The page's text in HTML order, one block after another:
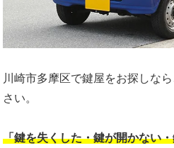
川崎市多摩区で鍵屋をお探しな
さい。
「鍵を失くした・鍵が開かない